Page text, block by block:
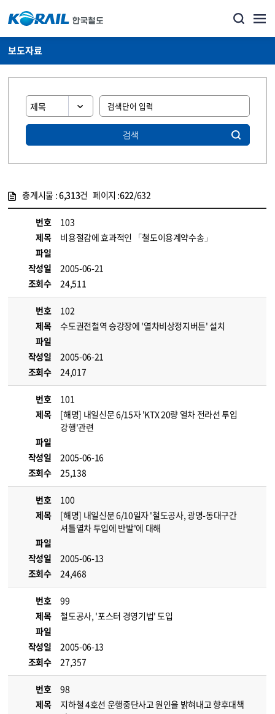
보도자료
검색
총게시물 :6,313건 페이지 :622/632
번호
103
제목
비용절감에 효과적인 「철도이용계약수송」
파일
작성일
2005-06-21
조회수
24,511
번호
102
제목
수도권전철역 승강장에 '열차비상정지버튼' 설치
파일
작성일
2005-06-21
조회수
24,017
번호
101
제목
[해명] 내일신문 6/15자 'KTX 20량 열차 전라선 투입
강행'관련
파일
작성일
2005-06-16
조회수
25,138
번호
100
제목
[해명] 내일신문 6/10일자 '철도공사, 광명-동대구간
셔틀열차 투입에 반발'에 대해
파일
작성일
2005-06-13
조회수
24,468
번호
99
제목
철도공사, '포스터 경영기법' 도입
파일
작성일
2005-06-13
조회수
27,357
번호
98
제목
지하철 4호선 운행중단사고 원인을 밝혀내고 향후대책